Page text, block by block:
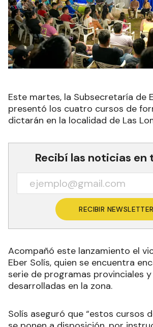
Este martes, la Subsecretaría de
presentó los cuatro cursos de
dictarán en la localidad de Las
Recibí las noticias en
RECIBIR NEWSLETTER
Acompañó este lanzamiento el
Eber Solís, quien se encuentra
serie de programas provinciales
desarrolladas en la zona.
Solís aseguró que “estos cursos